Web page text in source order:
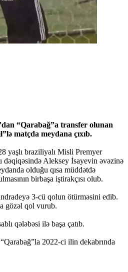
“Qarabağ”a transfer olunan
matçda meydana çıxıb.
yaşlı braziliyalı Misli Premyer
dəqiqəsində Aleksey İsayevin əvəzinə
olduğu qısa müddətdə
birbaşa iştirakçısı olub.
3-cü qolun ötürməsini edib.
gözəl qol vurub.
qələbəsi ilə başa çatıb.
2022-ci ilin dekabrında